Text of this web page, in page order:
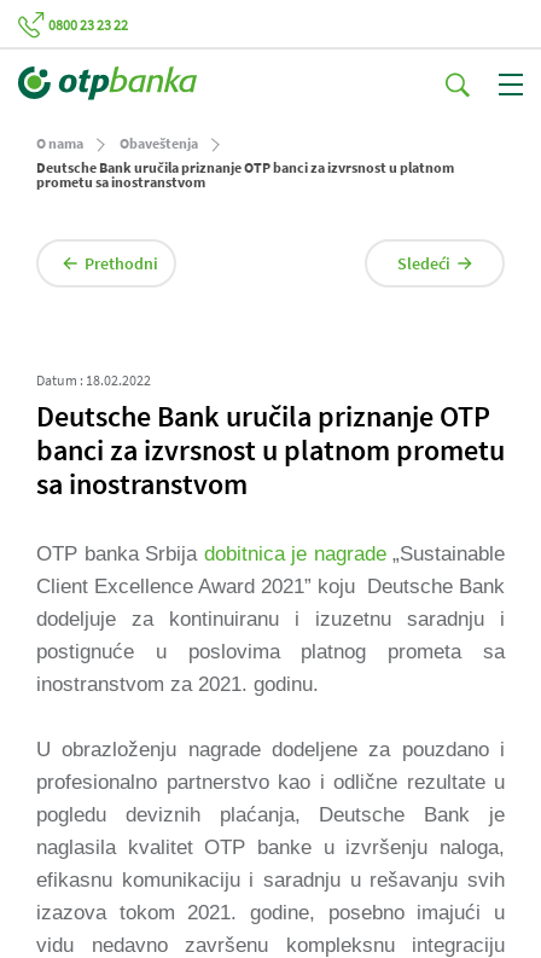
0800 23 23 22
O nama
Obaveštenja
Deutsche Bank uručila priznanje OTP banci za izvrsnost u platnom
prometu sa inostranstvom
Prethodni Sledeći
Datum : 18.02.2022
Deutsche Bank uručila priznanje OTP
banci za izvrsnost u platnom prometu
sa inostranstvom
OTP banka Srbija dobitnica je nagrade„Sustainable
Client Excellence Award 2021” koju Deutsche Bank
dodeljuje za kontinuiranu i izuzetnu saradnju i
postignuće u poslovima platnog prometa sa
inostranstvom za 2021. godinu.
U obrazloženju nagrade dodeljene za pouzdano i
profesionalno partnerstvo kao i odlične rezultate u
pogledu deviznih plaćanja, Deutsche Bank je
naglasila kvalitet OTP banke u izvršenju naloga,
efikasnu komunikaciju i saradnju u rešavanju svih
izazova tokom 2021. godine, posebno imajući u
vidu nedavno završenu kompleksnu integraciju